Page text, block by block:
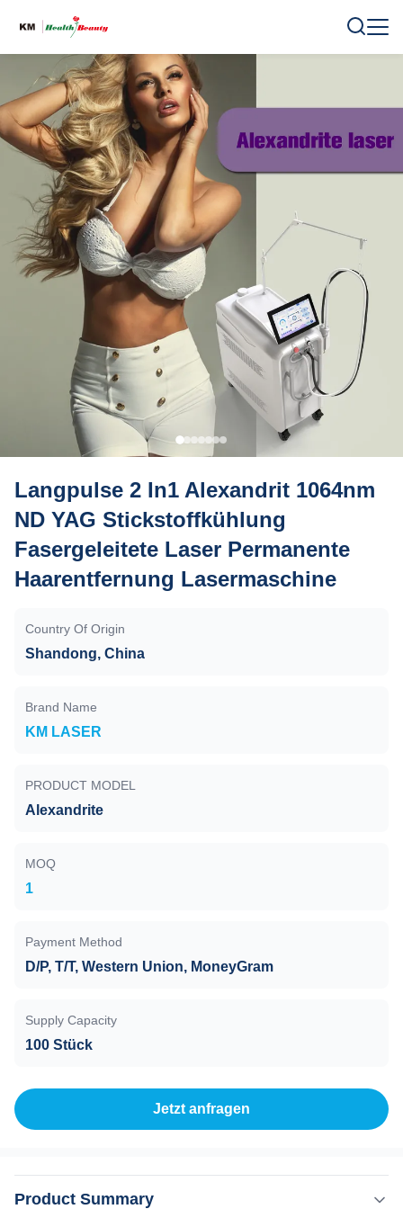
Langpulse 2 In1 Alexandrit 1064nm
ND YAG Stickstoffkühlung
Fasergeleitete Laser Permanente
Haarentfernung Lasermaschine
Country Of Origin
Shandong, China
Brand Name
KM LASER
PRODUCT MODEL
Alexandrite
MOQ
1
Payment Method
D/P, T/T, Western Union, MoneyGram
Supply Capacity
100 Stück
Jetzt anfragen
Product Summary